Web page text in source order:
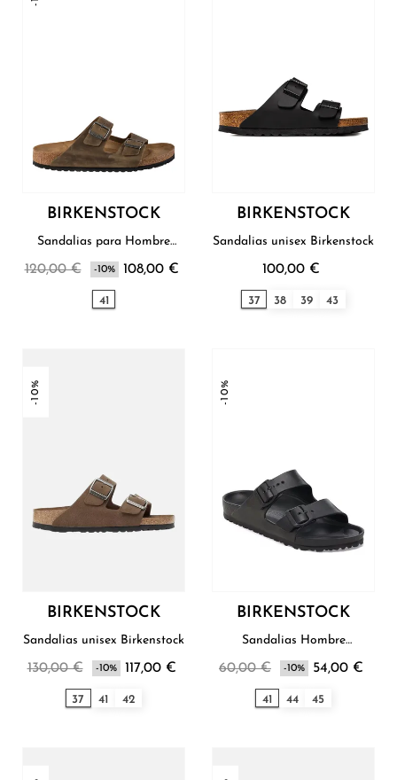
BIRKENSTOCK
Sandalias para Hombre
120,00 € -10% 108,00 €
41
BIRKENSTOCK
Sandalias unisex Birkenstock
100,00 €
37 38 39 43
-10%
BIRKENSTOCK
Sandalias unisex Birkenstock
130,00 € -10% 117,00 €
37 41 42
-10%
BIRKENSTOCK
Sandalias Hombre
60,00 € -10% 54,00 €
41 44 45